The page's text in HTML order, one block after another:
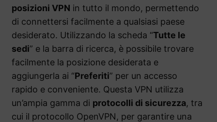
posizioni VPN in tutto il mondo, permettendo
di connettersi facilmente a qualsiasi paese
desiderato. Utilizzando la scheda “Tutte le
sedi” e la barra di ricerca, è possibile trovare
facilmente la posizione desiderata e
aggiungerla ai “Preferiti” per un accesso
rapido e conveniente. Questa VPN utilizza
un’ampia gamma di protocolli di sicurezza, tra
cui il protocollo OpenVPN, per garantire una